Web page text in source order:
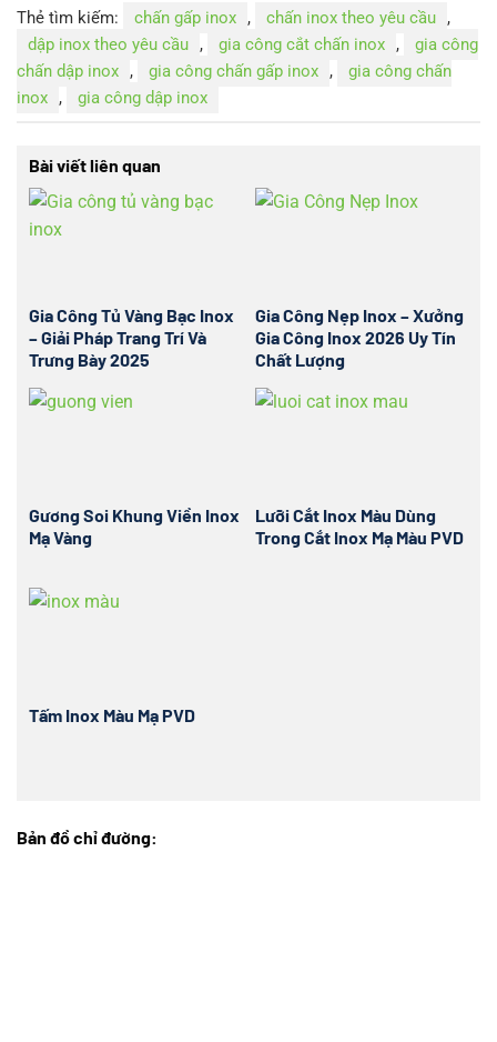
Thẻ tìm kiếm:
chấn gấp inox , chấn inox theo yêu cầu
,
dập inox theo yêu cầu
, gia công cắt chấn inox ,
gia công
chấn dập inox
, gia công chấn gấp inox ,
gia công chấn
inox
, gia công dập inox
Bài viết liên quan
Gia Công Tủ Vàng Bạc Inox
– Giải Pháp Trang Trí Và
Trưng Bày 2025
Gia Công Nẹp Inox – Xưởng
Gia Công Inox 2026 Uy Tín
Chất Lượng
Gương Soi Khung Viền Inox
Mạ Vàng
Lưỡi Cắt Inox Màu Dùng
Trong Cắt Inox Mạ Màu PVD
Tấm Inox Màu Mạ PVD
Bản đồ chỉ đường: